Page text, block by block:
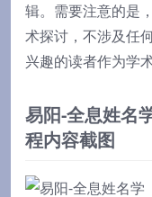
辑。需要注意的是
术探讨，不涉及任
兴趣的读者作为学
易阳-全息姓名
程内容截图